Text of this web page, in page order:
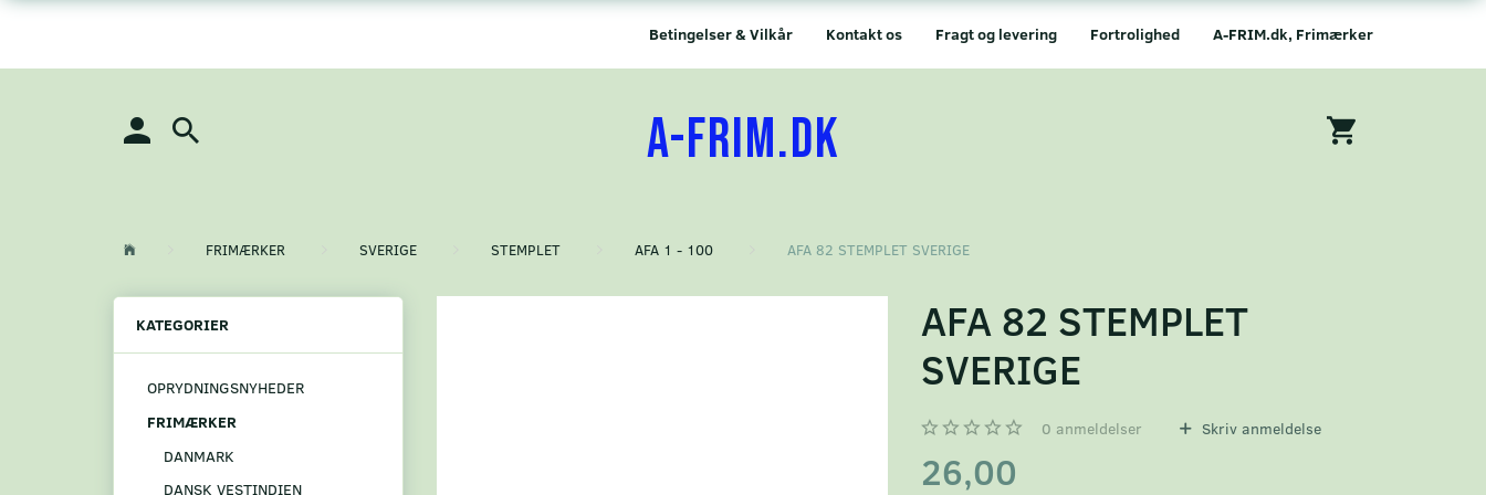
A-FRIM.dk, Frimærker
Fortrolighed
Fragt og levering
Kontakt os
Betingelser & Vilkår
A-FRIM.DK
FRIMÆRKER SVERIGE STEMPLET AFA 1 - 100 AFA 82 STEMPLET SVERIGE
KATEGORIER
OPRYDNINGSNYHEDER
FRIMÆRKER
DANMARK
DANSK VESTINDIEN
AFA 82 STEMPLET
SVERIGE
0 anmeldelser Skriv anmeldelse
26,00